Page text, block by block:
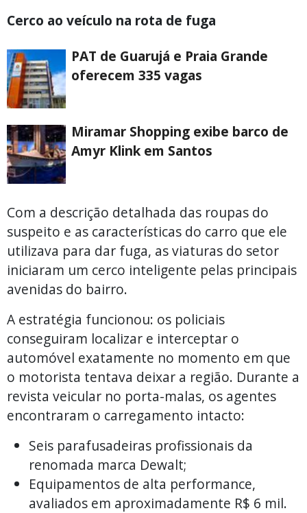
Cerco ao veículo na rota de fuga
PAT de Guarujá e Praia Grande
oferecem 335 vagas
Miramar Shopping exibe barco de
Amyr Klink em Santos
Com a descrição detalhada das roupas do
suspeito e as características do carro que ele
utilizava para dar fuga, as viaturas do setor
iniciaram um cerco inteligente pelas principais
avenidas do bairro.
A estratégia funcionou: os policiais
conseguiram localizar e interceptar o
automóvel exatamente no momento em que
o motorista tentava deixar a região. Durante a
revista veicular no porta-malas, os agentes
encontraram o carregamento intacto:
Seis parafusadeiras profissionais da
renomada marca Dewalt;
Equipamentos de alta performance,
avaliados em aproximadamente R$ 6 mil.